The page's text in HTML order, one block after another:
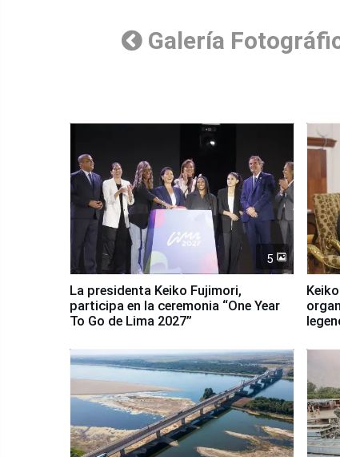
Galería
5
La presidenta Keiko Fujimori,
participa en la ceremonia “One Year
To Go de Lima 2027”